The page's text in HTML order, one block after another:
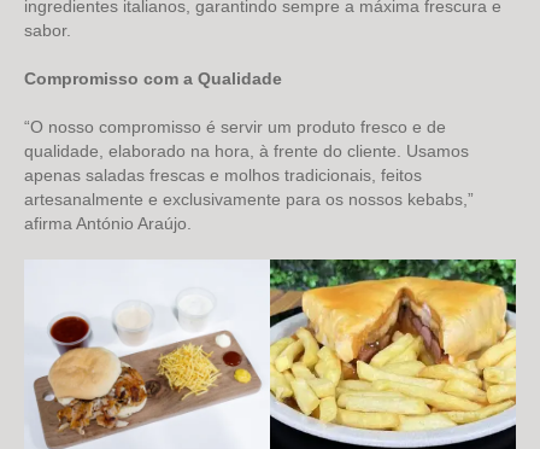
ingredientes italianos, garantindo sempre a máxima frescura e
sabor.
Compromisso com a Qualidade
“O nosso compromisso é servir um produto fresco e de
qualidade, elaborado na hora, à frente do cliente. Usamos
apenas saladas frescas e molhos tradicionais, feitos
artesanalmente e exclusivamente para os nossos kebabs,”
afirma António Araújo.